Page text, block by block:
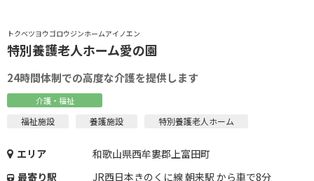
トクベツヨウゴロウジンホームアイノエン
特別養護老人ホーム愛の園
24時間体制での高度な介護を提供します
介護・福祉
福祉施設 養護施設 特別養護老人ホーム
エリア
和歌山県西牟婁郡上富田町
最寄り駅
JR西日本きのくに線 朝来駅 から車で8分